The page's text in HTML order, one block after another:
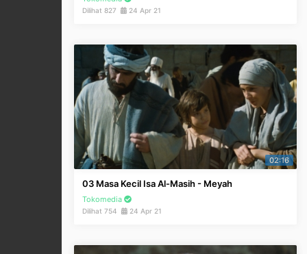
Dilihat 827 24 Apr 21
02:16
03 Masa Kecil Isa Al-Masih - Meyah
Tokomedia
Dilihat 754 24 Apr 21